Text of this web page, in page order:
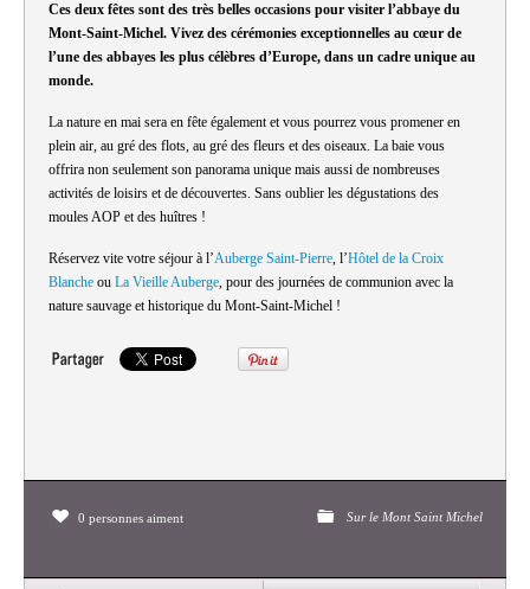
Ces deux fêtes sont des très belles occasions pour visiter l’abbaye du
Mont-Saint-Michel. Vivez des cérémonies exceptionnelles au cœur de
l’une des abbayes les plus célèbres d’Europe, dans un cadre unique au
monde.
La nature en mai sera en fête également et vous pourrez vous promener en
plein air, au gré des flots, au gré des fleurs et des oiseaux. La baie vous
offrira non seulement son panorama unique mais aussi de nombreuses
activités de loisirs et de découvertes. Sans oublier les dégustations des
moules AOP et des huîtres !
Réservez vite votre séjour à l’Auberge Saint-Pierre, l’Hôtel de la Croix
Blanche ou La Vieille Auberge, pour des journées de communion avec la
nature sauvage et historique du Mont-Saint-Michel !
0 personnes aiment Sur le Mont Saint Michel